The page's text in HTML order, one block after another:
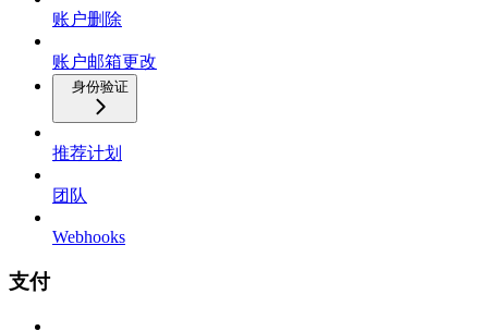
账户删除
账户邮箱更改
身份验证
推荐计划
团队
Webhooks
支付